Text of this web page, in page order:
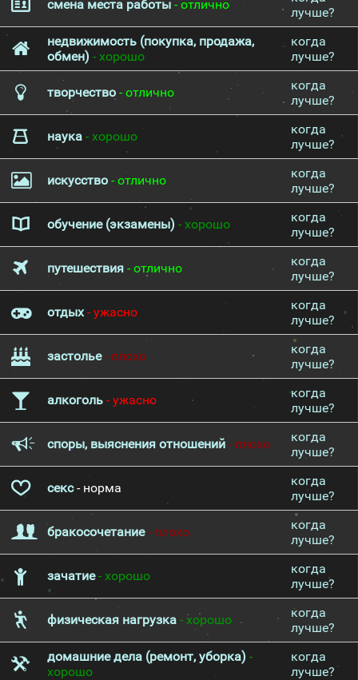
смена места работы - отлично
лучше?
недвижимость (покупка, продажа,
обмен) - хорошо
когда
лучше?
творчество - отлично
когда
лучше?
наука - хорошо
когда
лучше?
искусство - отлично
когда
лучше?
обучение (экзамены) - хорошо
когда
лучше?
путешествия - отлично
когда
лучше?
отдых- ужасно
когда
лучше?
застолье- плохо
когда
лучше?
алкоголь - ужасно
когда
лучше?
споры, выяснения отношений - плохо
когда
лучше?
секс- норма
когда
лучше?
бракосочетание- плохо
когда
лучше?
зачатие- хорошо
когда
лучше?
физическая нагрузка - хорошо
когда
лучше?
домашние дела (ремонт, уборка) -
хорошо
когда
лучше?